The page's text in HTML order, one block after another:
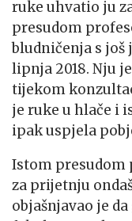
ruke uhvatio ju
presudom
bludničenja s
lipnja 2018. Nju
tijekom
je ruke u hlače i
ipak uspjela
Istom presudom
za prijetnju
objašnjavao je